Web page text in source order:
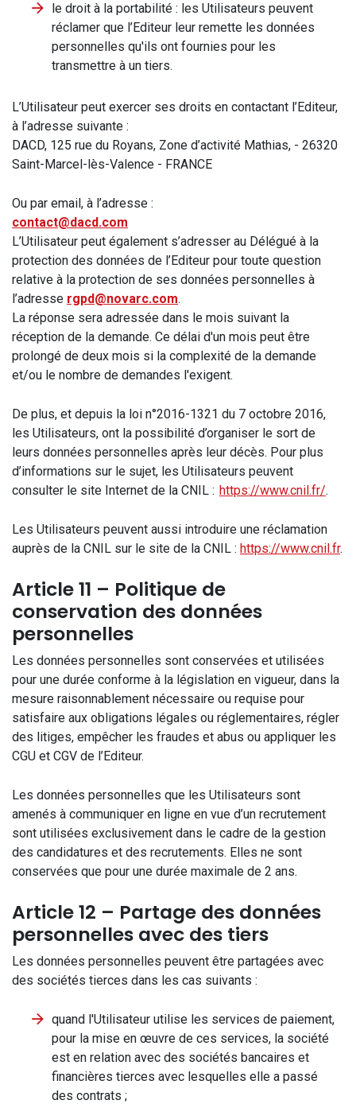
le droit à la portabilité : les Utilisateurs peuvent
réclamer que l’Editeur leur remette les données
personnelles qu'ils ont fournies pour les
transmettre à un tiers.
L’Utilisateur peut exercer ses droits en contactant l’Editeur,
à l’adresse suivante :
DACD, 125 rue du Royans, Zone d’activité Mathias, - 26320
Saint-Marcel-lès-Valence - FRANCE
Ou par email, à l’adresse :
contact@dacd.com
L’Utilisateur peut également s’adresser au Délégué à la
protection des données de l’Editeur pour toute question
relative à la protection de ses données personnelles à
l’adresse rgpd@novarc.com.
La réponse sera adressée dans le mois suivant la
réception de la demande. Ce délai d'un mois peut être
prolongé de deux mois si la complexité de la demande
et/ou le nombre de demandes l'exigent.
De plus, et depuis la loi n°2016-1321 du 7 octobre 2016,
les Utilisateurs, ont la possibilité d’organiser le sort de
leurs données personnelles après leur décès. Pour plus
d’informations sur le sujet, les Utilisateurs peuvent
consulter le site Internet de la CNIL : https://www.cnil.fr/.
Les Utilisateurs peuvent aussi introduire une réclamation
auprès de la CNIL sur le site de la CNIL : https://www.cnil.fr.
Article 11 – Politique de
conservation des données
personnelles
Les données personnelles sont conservées et utilisées
pour une durée conforme à la législation en vigueur, dans la
mesure raisonnablement nécessaire ou requise pour
satisfaire aux obligations légales ou réglementaires, régler
des litiges, empêcher les fraudes et abus ou appliquer les
CGU et CGV de l’Editeur.
Les données personnelles que les Utilisateurs sont
amenés à communiquer en ligne en vue d’un recrutement
sont utilisées exclusivement dans le cadre de la gestion
des candidatures et des recrutements. Elles ne sont
conservées que pour une durée maximale de 2 ans.
Article 12 – Partage des données
personnelles avec des tiers
Les données personnelles peuvent être partagées avec
des sociétés tierces dans les cas suivants :
quand l'Utilisateur utilise les services de paiement,
pour la mise en œuvre de ces services, la société
est en relation avec des sociétés bancaires et
financières tierces avec lesquelles elle a passé
des contrats ;